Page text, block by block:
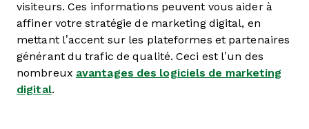
visiteurs. Ces informations peuvent vous aider à
affiner votre stratégie de marketing digital, en
mettant l’accent sur les plateformes et partenaires
générant du trafic de qualité. Ceci est l’un des
nombreux avantages des logiciels de marketing
digital.